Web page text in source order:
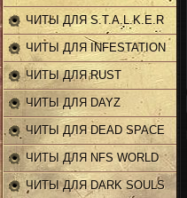
ЧИТЫ ДЛЯ S.T.A.L.K.E.R
ЧИТЫ ДЛЯ INFESTATION
ЧИТЫ ДЛЯ RUST
ЧИТЫ ДЛЯ DAYZ
ЧИТЫ ДЛЯ DEAD SPACE
2
ЧИТЫ ДЛЯ NFS WORLD
ЧИТЫ ДЛЯ DARK SOULS